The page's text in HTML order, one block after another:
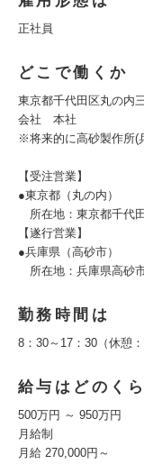
正社員
どこで働くか
東京都千代田区丸の内
会社 本社
※将来的に高砂製作所(
【受注営業】
●東京都（丸の内）
所在地：東京都千代
【遂行営業】
●兵庫県（高砂市）
所在地：兵庫県高砂
勤務時間は
8：30～17：30（休憩
給与はどのく
500万円 ～ 950万円
月給制
月給 270,000円～